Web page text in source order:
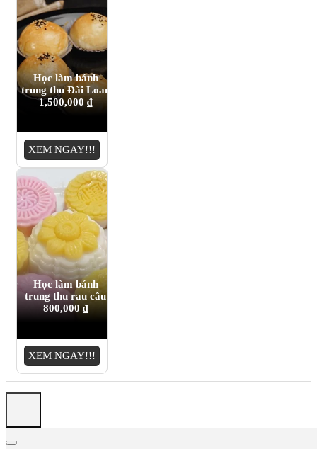
Học làm bánh
trung thu Đài Loan
1,500,000 ₫
XEM NGAY!!!
Học làm bánh
trung thu rau câu
800,000 ₫
XEM NGAY!!!